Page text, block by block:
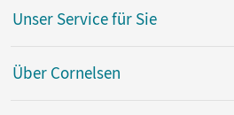
Unser Service für Sie
Über Cornelsen